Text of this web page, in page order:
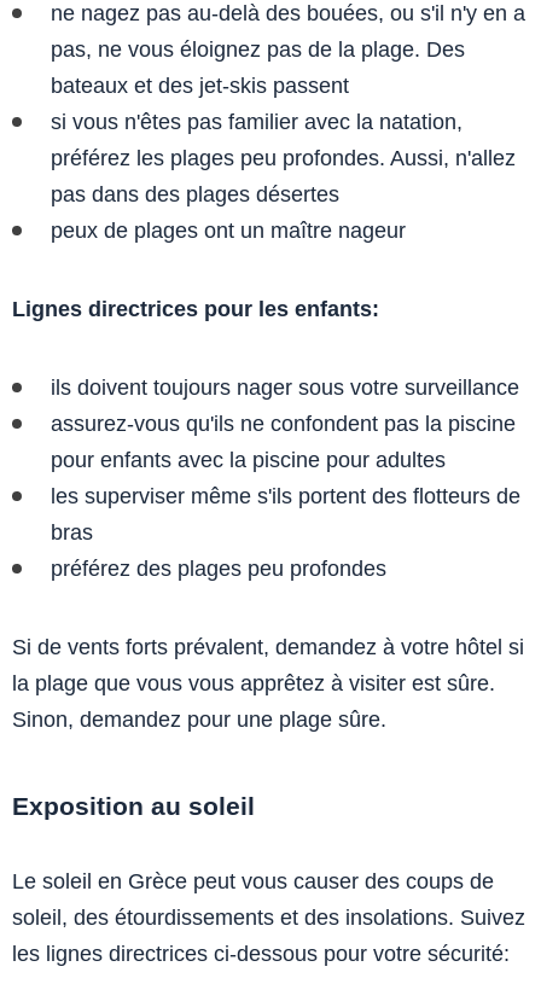
ne nagez pas au-delà des bouées, ou s'il n'y en a
pas, ne vous éloignez pas de la plage. Des
bateaux et des jet-skis passent
si vous n'êtes pas familier avec la natation,
préférez les plages peu profondes. Aussi, n'allez
pas dans des plages désertes
peux de plages ont un maître nageur
Lignes directrices pour les enfants:
ils doivent toujours nager sous votre surveillance
assurez-vous qu'ils ne confondent pas la piscine
pour enfants avec la piscine pour adultes
les superviser même s'ils portent des flotteurs de
bras
préférez des plages peu profondes
Si de vents forts prévalent, demandez à votre hôtel si
la plage que vous vous apprêtez à visiter est sûre.
Sinon, demandez pour une plage sûre.
Exposition au soleil
Le soleil en Grèce peut vous causer des coups de
soleil, des étourdissements et des insolations. Suivez
les lignes directrices ci-dessous pour votre sécurité: